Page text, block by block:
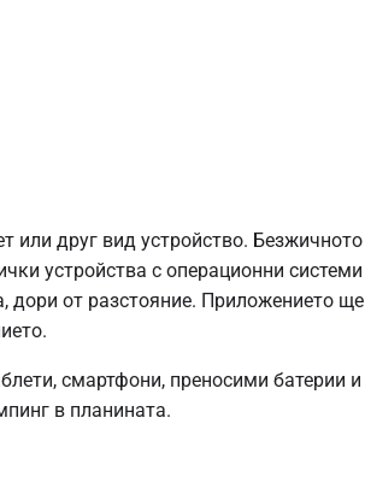
друг вид устройство.
устройства с операционни
дори от разстояние. Приложението
смартфони, преносими батерии
в планината.